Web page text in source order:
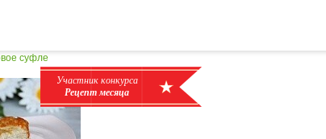
Участник конкурса
Рецепт месяца
суфле